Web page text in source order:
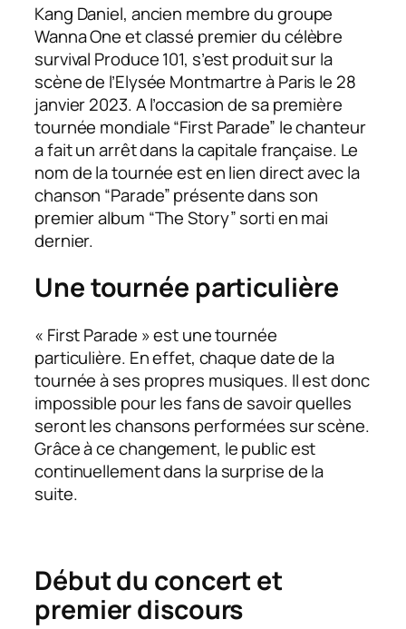
Kang Daniel, ancien membre du groupe
Wanna One et classé premier du célèbre
survival Produce 101, s’est produit sur la
scène de l’Elysée Montmartre à Paris le 28
janvier 2023. A l’occasion de sa première
tournée mondiale “First Parade” le chanteur
a fait un arrêt dans la capitale française. Le
nom de la tournée est en lien direct avec la
chanson “Parade” présente dans son
premier album “The Story” sorti en mai
dernier.
Une tournée particulière
« First Parade » est une tournée
particulière. En effet, chaque date de la
tournée à ses propres musiques. Il est donc
impossible pour les fans de savoir quelles
seront les chansons performées sur scène.
Grâce à ce changement, le public est
continuellement dans la surprise de la
suite.
Début du concert et
premier discours